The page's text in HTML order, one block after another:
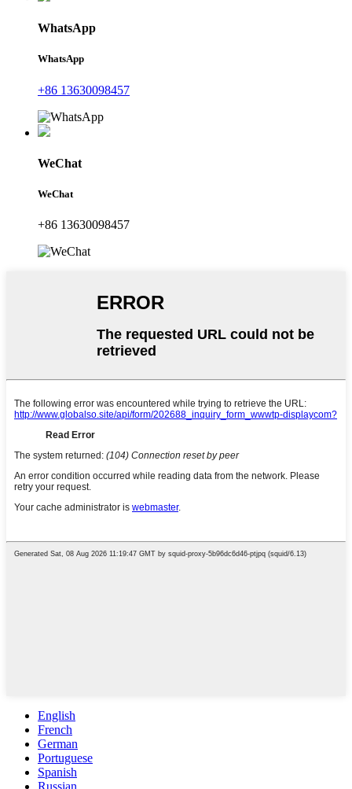
WhatsApp
WhatsApp
+86 13630098457
WeChat
WeChat
+86 13630098457
English
French
German
Portuguese
Spanish